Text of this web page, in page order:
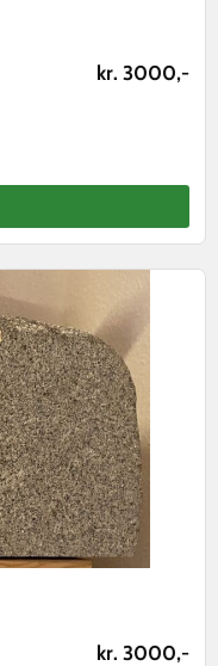
kr. 3000,-
kr. 3000,-